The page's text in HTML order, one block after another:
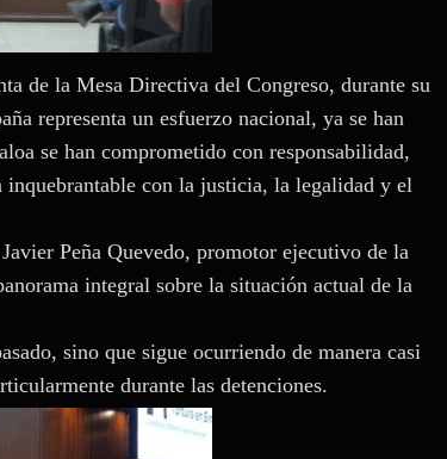
de la Mesa Directiva del Congreso, durante su
representa un esfuerzo nacional, ya se han
se han comprometido con responsabilidad,
con la justicia, la legalidad y el
Peña Quevedo, promotor ejecutivo de la
integral sobre la situación actual de la
sino que sigue ocurriendo de manera casi
durante las detenciones.